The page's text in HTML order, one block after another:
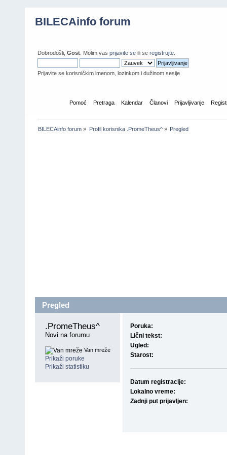
BILECAinfo forum
Dobrodošli, Gost . Molim vas prijavite se ili se registrujte
Prijavite se korisničkim imenom, lozinkom i dužinom sesije
Pomoć Pretraga Kalendar Članovi Prijavljivanje
BILECAinfo forum » Profil korisnika .PromeTheus^» Pregled
Pregled
.PromeTheus^
Novi na forumu
Van mreže
Prikaži poruke
Prikaži statistiku
Poruka:
Lični tekst:
Ugled:
Starost:
Datum registracije:
Lokalno vreme:
Zadnji put prijavljen: